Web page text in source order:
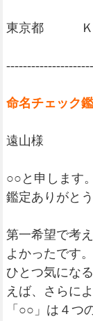
東京都 Ｋ
命名チェック
遠山様
○○と申します
鑑定ありがと
第一希望で考
よかったです。
ひとつ気にな
えば、さらに
「○○」は４つ